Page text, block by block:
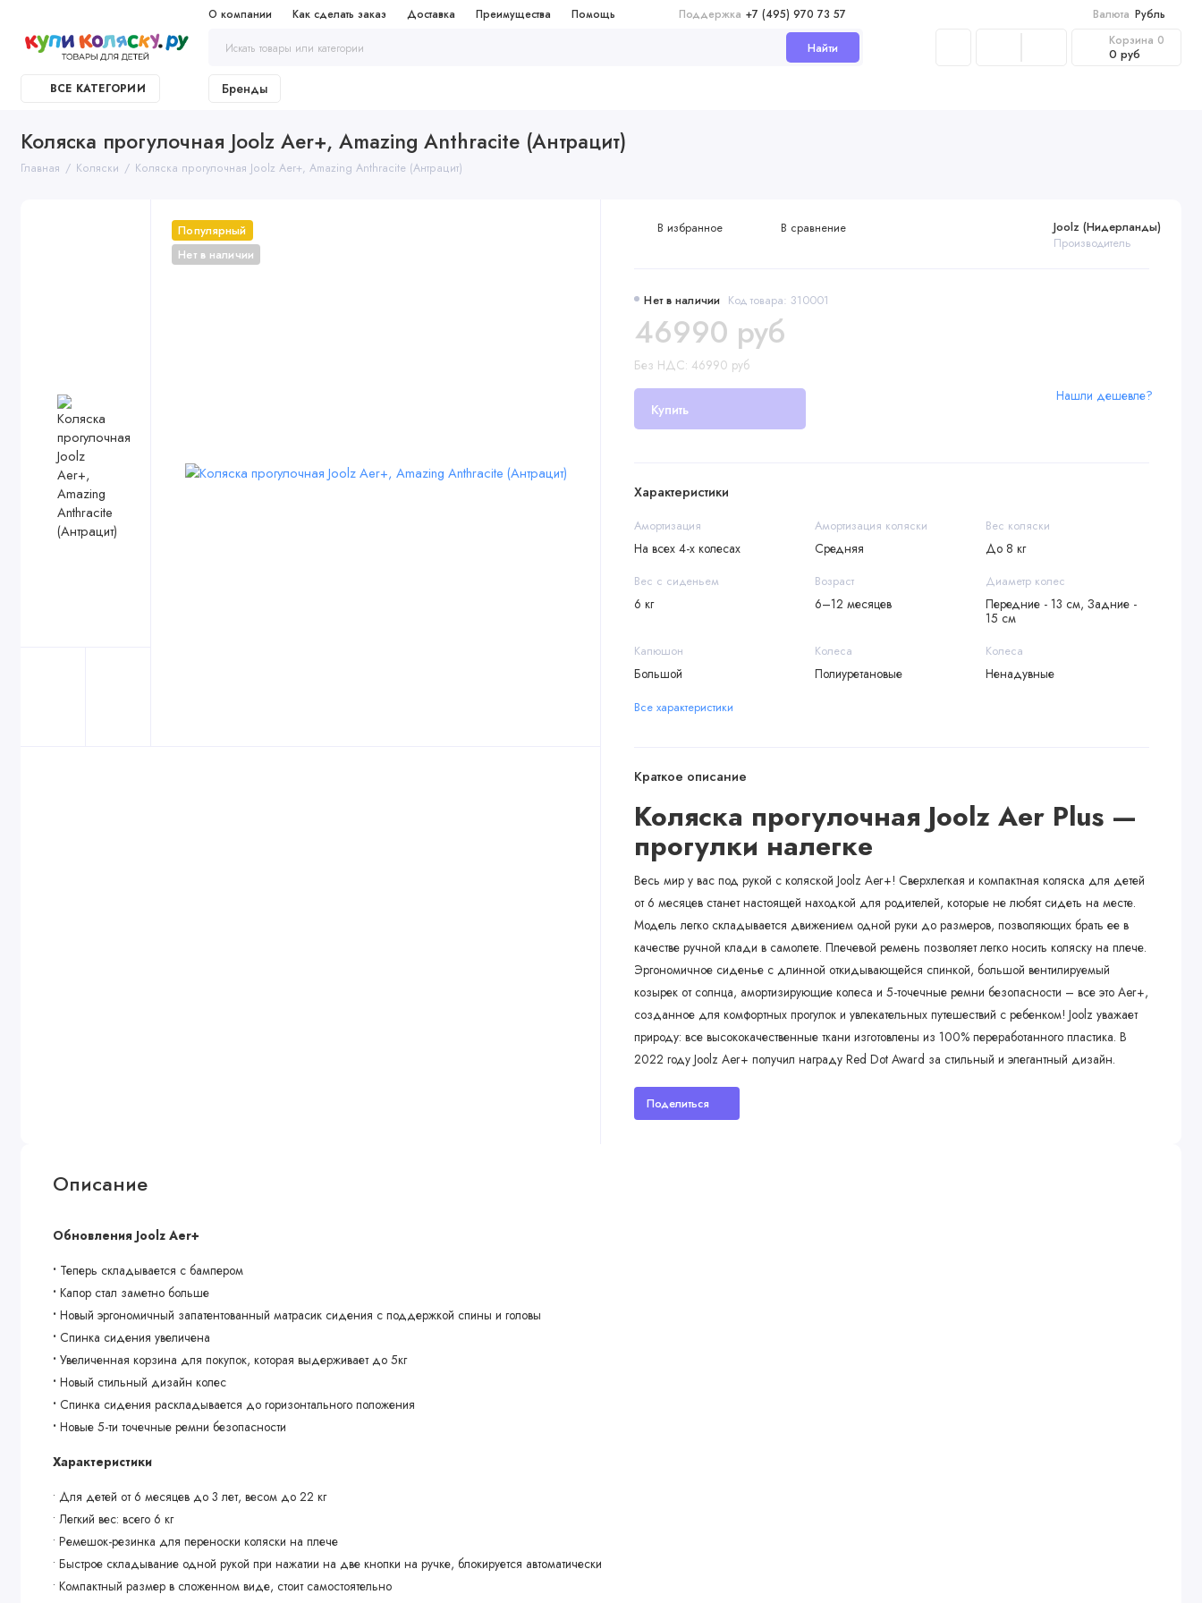
О компании Как сделать заказ Доставка Преимущества Помощь Поддержка +7 (495) 970 73 57 Валюта Рубль
Найти Корзина 0
0 руб
ВСЕ КАТЕГОРИИ Бренды
Коляска прогулочная Joolz Aer+, Amazing Anthracite (Антрацит)
Главная Коляски Коляска прогулочная Joolz Aer+, Amazing Anthracite (Антрацит)
Популярный
Нет в наличии
Нет в наличии Код товара: 310001
Joolz (Нидерланды)
Производитель
46990 руб
Без НДС: 46990 руб
Купить
Нашли дешевле?
В избранное В сравнение
Характеристики
Амортизация
На всех 4-х колесах
Амортизация коляски
Средняя
Вес коляски
До 8 кг
Вес с сиденьем
6 кг
Возраст
6–12 месяцев
Диаметр колес
Передние - 13 см, Задние -
15 см
Капюшон
Большой
Колеса
Полиуретановые
Колеса
Ненадувные
Все характеристики
Краткое описание
Коляска прогулочная Joolz Aer Plus —
прогулки налегке
Весь мир у вас под рукой с коляской Joolz Aer+! Сверхлегкая и компактная коляска для детей
от 6 месяцев станет настоящей находкой для родителей, которые не любят сидеть на месте.
Модель легко складывается движением одной руки до размеров, позволяющих брать ее в
качестве ручной клади в самолете. Плечевой ремень позволяет легко носить коляску на плече.
Эргономичное сиденье с длинной откидывающейся спинкой, большой вентилируемый
козырек от солнца, амортизирующие колеса и 5-точечные ремни безопасности – все это Aer+,
созданное для комфортных прогулок и увлекательных путешествий с ребенком! Joolz уважает
природу: все высококачественные ткани изготовлены из 100% переработанного пластика. В
2022 году Joolz Aer+ получил награду Red Dot Award за стильный и элегантный дизайн.
Поделиться
Описание
Обновления Joolz Aer+
• Теперь складывается с бампером
•Капор стал заметно больше
•Новый эргономичный запатентованный матрасик сидения с поддержкой спины и головы
• Спинка сидения увеличена
•Увеличенная корзина для покупок, которая выдерживает до 5кг
•Новый стильный дизайн колес
• Спинка сидения раскладывается до горизонтального положения
•Новые 5-ти точечные ремни безопасности
Характеристики
• Для детей от 6 месяцев до 3 лет, весом до 22 кг
• Легкий вес: всего 6 кг
• Ремешок-резинка для переноски коляски на плече
• Быстрое складывание одной рукой при нажатии на две кнопки на ручке, блокируется автоматически
• Компактный размер в сложенном виде, стоит самостоятельно